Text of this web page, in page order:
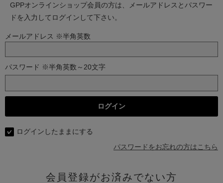
GPPオンラインショップ会員の方は、メールアドレスとパスワー
ドを入力してログインして下さい。
メールアドレス ※半角英数
パスワード ※半角英数～20文字
ログインしたままにする
パスワードをお忘れの方はこちら
会員登録がお済みでない方